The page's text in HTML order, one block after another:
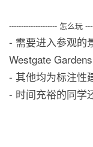
-------------------- 怎么玩
- 需要进入参观的
Westgate Gardens
- 其他均为标注性
- 时间充裕的同学